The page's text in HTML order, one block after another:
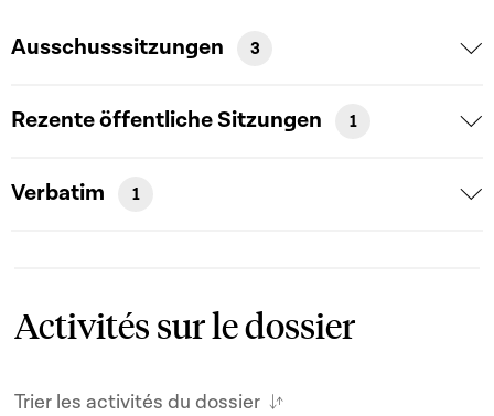
Ausschusssitzungen 3
Rezente öffentliche Sitzungen 1
Verbatim 1
Activités sur le dossier
Trier les activités du dossier